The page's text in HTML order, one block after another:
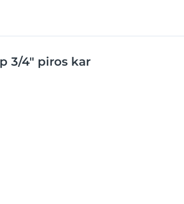
3/4" piros kar